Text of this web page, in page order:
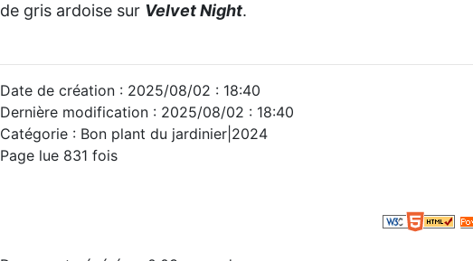
de gris ardoise sur Velvet Night.
Date de création : 2025/08/02 : 18:40
Dernière modification : 2025/08/02 : 18:40
Catégorie : Bon plant du jardinier|2024
Page lue 831 fois